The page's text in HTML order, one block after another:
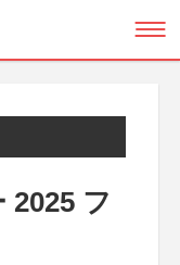
2025 フ